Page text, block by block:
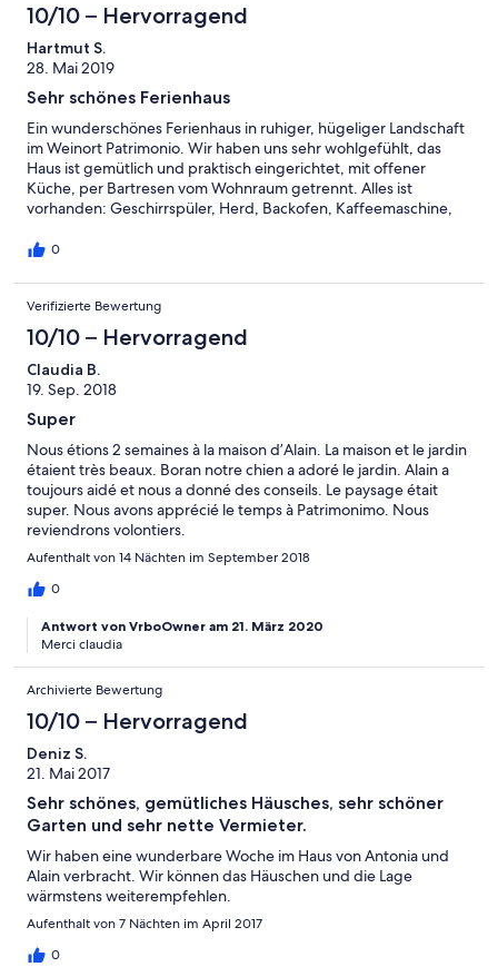
10/10 – Hervorragend
Hartmut S.
28. Mai 2019
Sehr schönes Ferienhaus
Ein wunderschönes Ferienhaus in ruhiger, hügeliger Landschaft
im Weinort Patrimonio. Wir haben uns sehr wohlgefühlt, das
Haus ist gemütlich und praktisch eingerichtet, mit offener
Küche, per Bartresen vom Wohnraum getrennt. Alles ist
vorhanden: Geschirrspüler, Herd, Backofen, Kaffeemaschine,
Bügeleisen, Fön, genügend Gläser, Bestecke, Porzellan. Im
Stühle auf der mit einer Markise ausgerüsteten Terrasse, und
ein Extra-"Pavillon" mit Esstisch und Stühlen. Die Besitzer, die
nebenan wohnen, sind sehr freundlich und hilfsbereit und
hatten viel Geduld mit meinem holperigen Französisch. Der
überhaupt nicht aufdringliche Haushund "Lilou" hat uns ab und
zu auf der Terrasse besucht, um sich ein paar Streicheleinheiten
abzuholen, alles sehr famillär und gemütlich. Als einziger sehr
kleiner Wermutstropfen war für uns das nur 1,40m breite
Doppelbett: ist man als Deutscher nicht so gewohnt und es gilt,
seinen Anteil an der gemeinsamen Decke auch im Schlaf zu
verteidigen !!! Als Einkaufsmöglichkeiten gibt es einen örtlichen
Bäcker in ca. 2km Entfernung und Supermärkte im 6km
entfernten St. Florent. Restaurants sind etliche im Ort und im
schönen St. Florent am Meer. Bei einem erneuten Besuch
Korsikas würden wir gern jederzeit dieses Haus wieder mieten.
0
Verifizierte Bewertung
10/10 – Hervorragend
Claudia B.
19. Sep. 2018
Super
Nous étions 2 semaines à la maison d’Alain. La maison et le jardin
étaient très beaux. Boran notre chien a adoré le jardin. Alain a
toujours aidé et nous a donné des conseils. Le paysage était
super. Nous avons apprécié le temps à Patrimonimo. Nous
reviendrons volontiers.
Aufenthalt von 14 Nächten im September 2018
0
Antwort von VrboOwner am 21. März 2020
Merci claudia
Archivierte Bewertung
10/10 – Hervorragend
Deniz S.
21. Mai 2017
Sehr schönes, gemütliches Häusches, sehr schöner
Garten und sehr nette Vermieter.
Wir haben eine wunderbare Woche im Haus von Antonia und
Alain verbracht. Wir können das Häuschen und die Lage
wärmstens weiterempfehlen.
Aufenthalt von 7 Nächten im April 2017
0